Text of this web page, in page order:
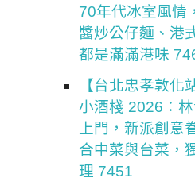
70年代冰室風情
醬炒公仔麵、港
都是滿滿港味
【台北忠孝敦化
小酒棧 2026：
上門，新派創意
合中菜與台菜，
理 7451